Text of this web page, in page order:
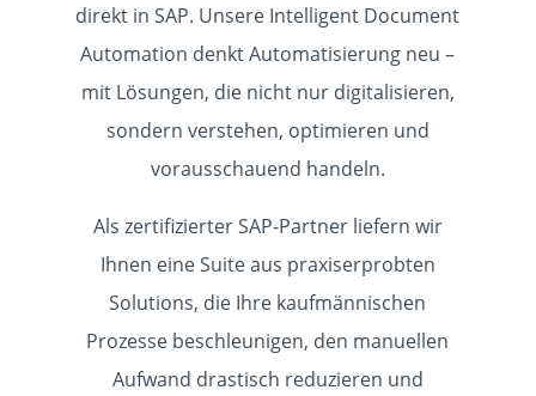
SOLUTIONS
PROCESSES
ABOUT
KUNDEN
direkt in SAP. Unsere Intelligent Document
Automation denkt Automatisierung neu –
mit Lösungen, die nicht nur digitalisieren,
sondern verstehen, optimieren und
vorausschauend handeln.
Als zertifizierter SAP-Partner liefern wir
Ihnen eine Suite aus praxiserprobten
Solutions, die Ihre kaufmännischen
Prozesse beschleunigen, den manuellen
Aufwand drastisch reduzieren und